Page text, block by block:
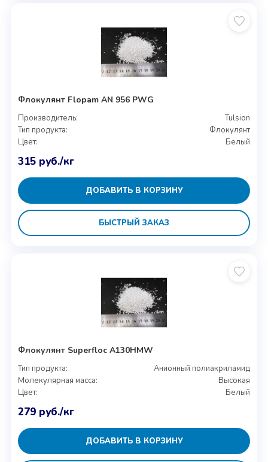
Флокулянт Flopam AN 956 PWG
Производитель:
Tulsion
Тип продукта:
Флокулянт
Цвет:
Белый
315 руб./кг
ДОБАВИТЬ В КОРЗИНУ
БЫСТРЫЙ ЗАКАЗ
Флокулянт Superfloc A130HMW
Тип продукта:
Анионный полиакриламид
Молекулярная масса:
Высокая
Цвет:
Белый
279 руб./кг
ДОБАВИТЬ В КОРЗИНУ